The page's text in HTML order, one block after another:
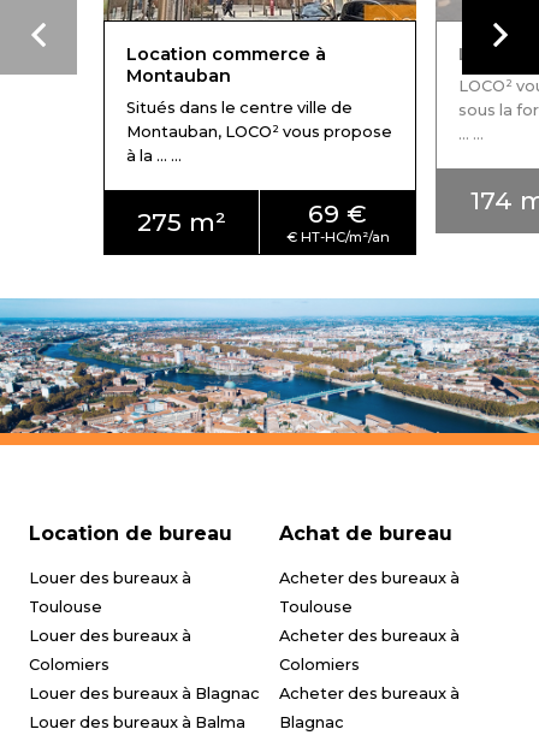
Location commerce à
Montauban
Situés dans le centre ville de
Montauban, LOCO² vous propose
à la ... ...
275 m² 69 €
LOCO²
sous la
... ...
174
Location de bureau
Louer des bureaux à
Toulouse
Louer des bureaux à
Colomiers
Louer des bureaux à Blagnac
Louer des bureaux à Balma
Achat de bureau
Acheter des bureaux à
Toulouse
Acheter des bureaux à
Colomiers
Acheter des bureaux à
Blagnac